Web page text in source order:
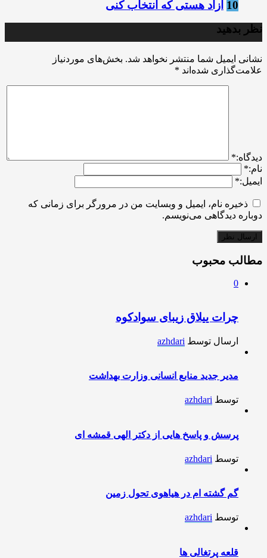
10 آزاد هستی که انتخاب کنی
نظر بدهید
نشانی ایمیل شما منتشر نخواهد شد. بخش‌های موردنیاز
علامت‌گذاری شده‌اند *
ديدگاه:*
نام:*
ایمیل:*
ذخیره نام، ایمیل و وبسایت من در مرورگر برای زمانی که
دوباره دیدگاهی می‌نویسم.
مطالب محبوب
0
چرات ییلاق زیبای سوادکوه
ارسال توسط azhdari
مدیر جدید منابع انسانی وزارت بهداشت
توسط azhdari
پرسش و پاسخ هایی از دکتر الهی قمشه ای
توسط azhdari
گم گشته ام در هیاهوی تحول زمین
توسط azhdari
قلعه پرتغالی ها